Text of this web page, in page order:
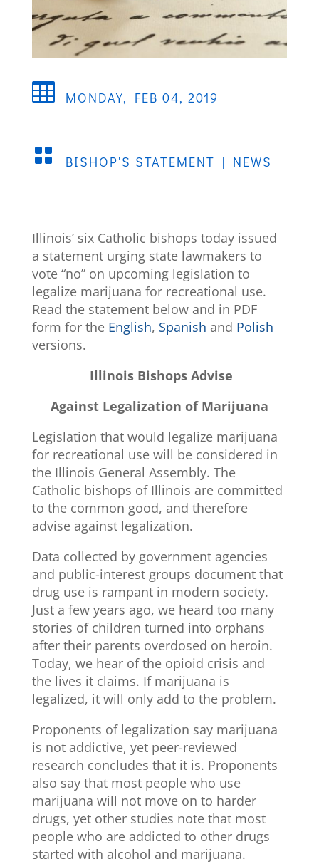
 MONDAY, FEB 04, 2019
 BISHOP'S STATEMENT | NEWS
Illinois’ six Catholic bishops today issued
a statement urging state lawmakers to
vote “no” on upcoming legislation to
legalize marijuana for recreational use.
Read the statement below and in PDF
form for the English, Spanish and Polish
versions.
Illinois Bishops Advise
Against Legalization of Marijuana
Legislation that would legalize marijuana
for recreational use will be considered in
the Illinois General Assembly. The
Catholic bishops of Illinois are committed
to the common good, and therefore
advise against legalization.
Data collected by government agencies
and public-interest groups document that
drug use is rampant in modern society.
Just a few years ago, we heard too many
stories of children turned into orphans
after their parents overdosed on heroin.
Today, we hear of the opioid crisis and
the lives it claims. If marijuana is
legalized, it will only add to the problem.
Proponents of legalization say marijuana
is not addictive, yet peer-reviewed
research concludes that it is. Proponents
also say that most people who use
marijuana will not move on to harder
drugs, yet other studies note that most
people who are addicted to other drugs
started with alcohol and marijuana.